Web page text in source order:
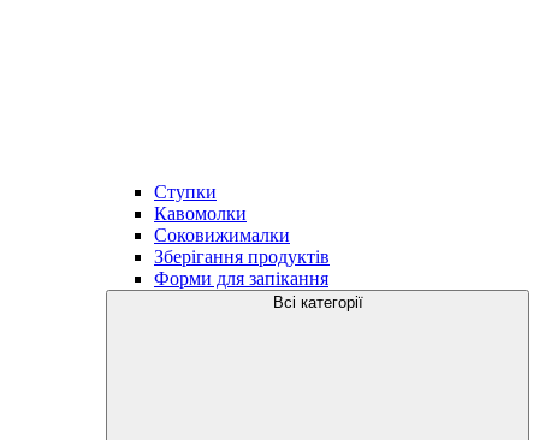
Ступки
Кавомолки
Соковижималки
Зберігання продуктів
Форми для запікання
Всі категорії